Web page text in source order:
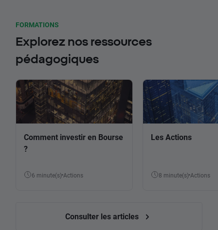
FORMATIONS
Explorez nos ressources
pédagogiques
Comment investir en Bourse
?
6 minute(s) Actions
Les Actions
8 minute(s) Actions
Consulter les articles